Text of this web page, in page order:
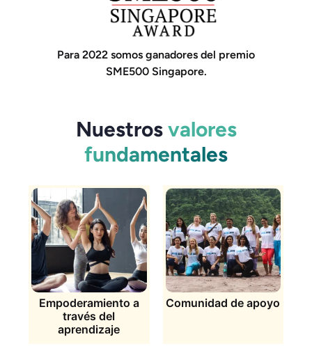
Para 2022 somos ganadores del premio
SME500 Singapore.
Nuestrosvalores
fundamentales
Empoderamiento a
través del
aprendizaje
Comunidad de apoyo